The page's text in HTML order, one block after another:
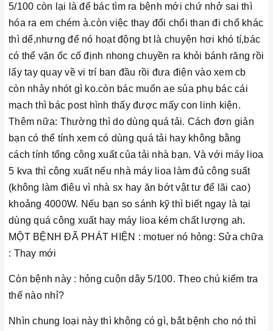
5/100 còn lại là để bác tìm ra bệnh mới chứ nhở sai thì
hóa ra em chém à.còn việc thay đổi chổi than đi chổ khác
thì dể,nhưng để nó hoạt động bt là chuyện hơi khó tí,bác
có thể vặn ốc cố định nhong chuyền ra khỏi bánh răng rồi
lấy tay quay về vi trí ban đầu rồi đưa điện vào xem cb
còn nhảy nhót gì ko.còn bác muốn ae sủa phụ bác cái
mạch thì bác post hình thấy được mấy con linh kiện.
Thêm nữa: Thường thì do dùng quá tải. Cách đơn giản
bạn có thể tính xem có dùng quá tải hay không bằng
cách tính tổng công xuất của tải nhà bạn. Và với máy lioa
5 kva thì công xuất nếu nhà máy lioa làm đủ công suất
(không làm điêu vì nhà sx hay ăn bớt vật tư để lãi cao)
khoảng 4000W. Nếu bạn so sánh kỹ thì biết ngay là tại
dùng quá công xuất hay máy lioa kém chất lượng ah.
MỘT BỆNH ĐÃ PHÁT HIỆN : motuer nó hỏng: Sửa chữa
: Thay mới
Còn bệnh này : hỏng cuộn dây 5/100. Theo chú kiểm tra
thế nào nhỉ?
Nhìn chung loại này thì không có gì, bắt bệnh cho nó thì